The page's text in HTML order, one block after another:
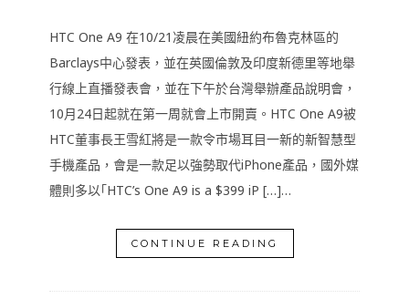
HTC One A9 在10/21凌晨在美國紐約布魯克林區的
Barclays中心發表，並在英國倫敦及印度新德里等地舉
行線上直播發表會，並在下午於台灣舉辦產品說明會，
10月24日起就在第一周就會上市開賣。HTC One A9被
HTC董事長王雪紅將是一款令市場耳目一新的新智慧型
手機產品，會是一款足以強勢取代iPhone產品，國外媒
體則多以｢HTC’s One A9 is a $399 iP […]…
CONTINUE READING